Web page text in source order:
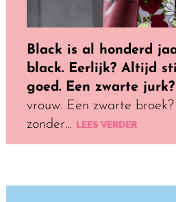
Black is al honderd
black. Eerlijk? Altijd
goed. Een zwarte jurk?
vrouw. Een zwarte
zonder… LEES VERDER